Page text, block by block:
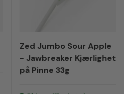
Zed Jumbo Sour Apple
- Jawbreaker Kjærlighet
på Pinne 33g